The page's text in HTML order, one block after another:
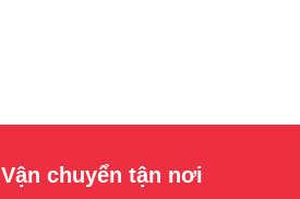
Vận chuyển tận nơi